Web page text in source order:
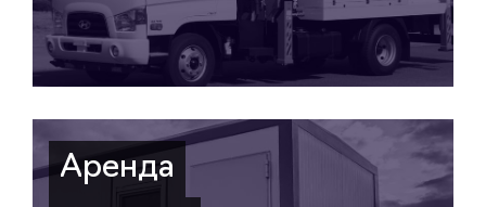
Аренда